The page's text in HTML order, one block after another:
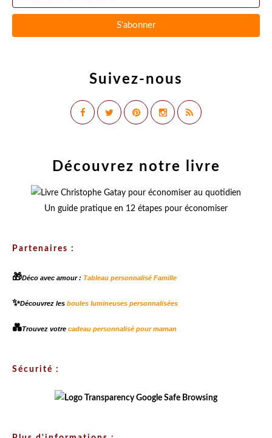
Suivez-nous
Découvrez notre livre
Un guide pratique en 12 étapes pour économiser
Partenaires :
🎁Déco avec amour : Tableau personnalisé Famille
✨Découvrez les boules lumineuses personnalisées
💑Trouvez votre cadeau personnalisé pour maman
Sécurité :